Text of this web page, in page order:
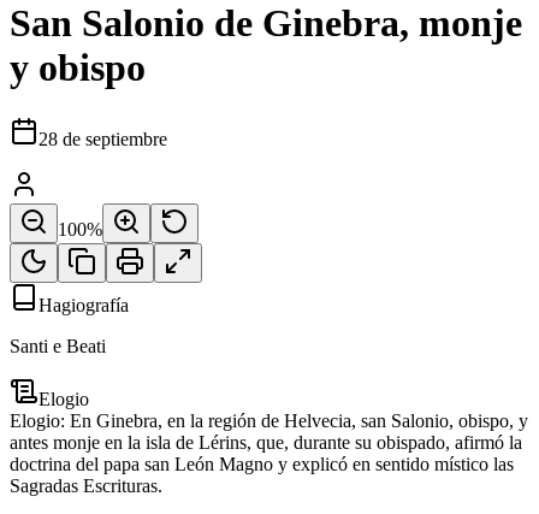
San Salonio de Ginebra, monje
y obispo
28 de septiembre
100%
Hagiografía
Santi e Beati
Elogio
Elogio: En Ginebra, en la región de Helvecia, san Salonio, obispo, y
antes monje en la isla de Lérins, que, durante su obispado, afirmó la
doctrina del papa san León Magno y explicó en sentido místico las
Sagradas Escrituras.